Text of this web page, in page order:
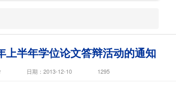
上半年学位论文答辩活动的通知
日期：2013-12-10 1295